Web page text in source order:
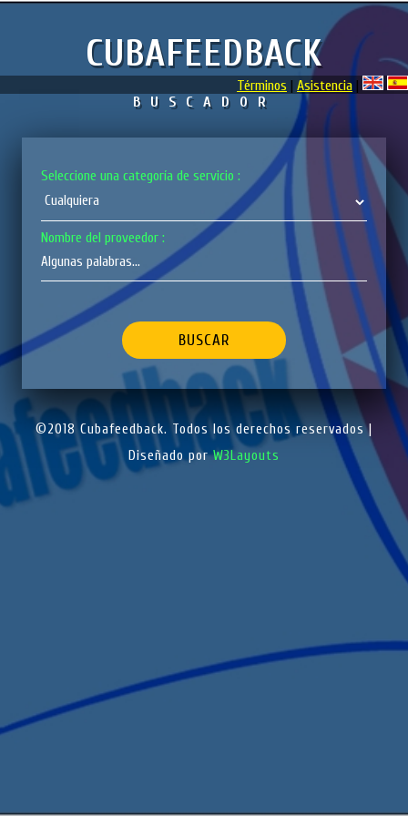
CUBAFEEDBACK
Términos | Asistencia |
BUSCADOR
Seleccione una categoría de servicio :
Nombre del proveedor :
©2018 Cubafeedback. Todos los derechos reservados |
Diseñado porW3Layouts